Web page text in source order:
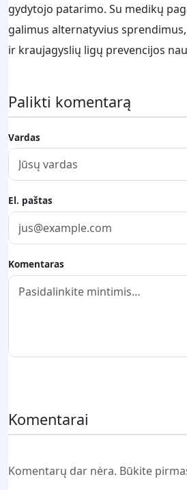
gydytojo patarimo. Su medikų
galimus alternatyvius
ir kraujagyslių ligų prevencijos
Palikti komentarą
Vardas
El. paštas
Komentaras
Komentarai
Komentarų dar nėra. Būkite